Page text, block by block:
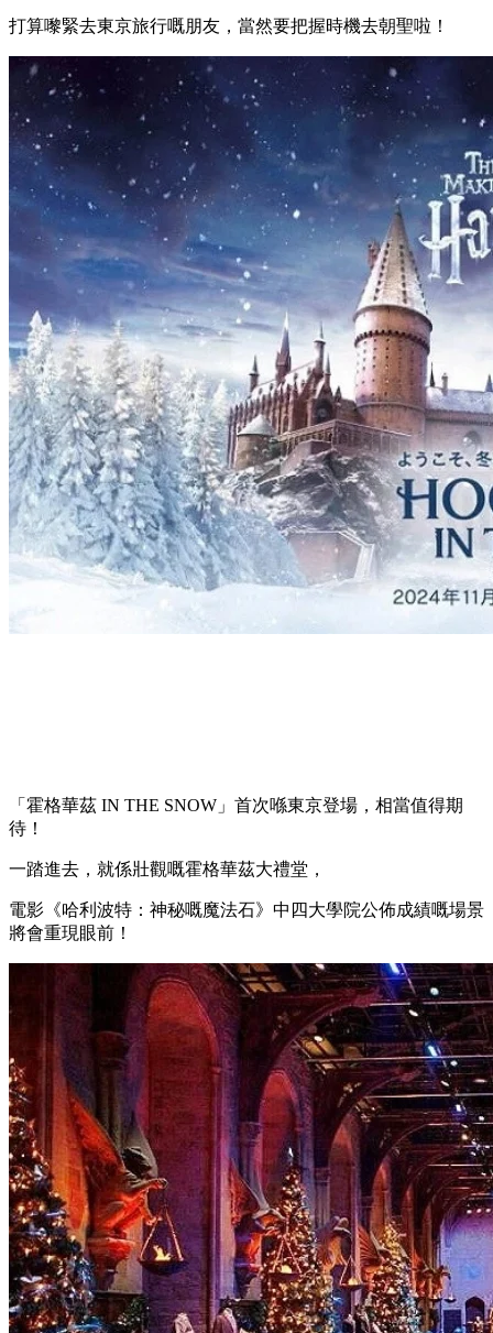
打算嚟緊去東京旅行嘅朋友，當然要把握時機去朝聖啦！
「霍格華茲 IN THE SNOW」首次喺東京登場，相當值得期
待！
一踏進去，就係壯觀嘅霍格華茲大禮堂，
電影《哈利波特：神秘嘅魔法石》中四大學院公佈成績嘅場景
將會重現眼前！